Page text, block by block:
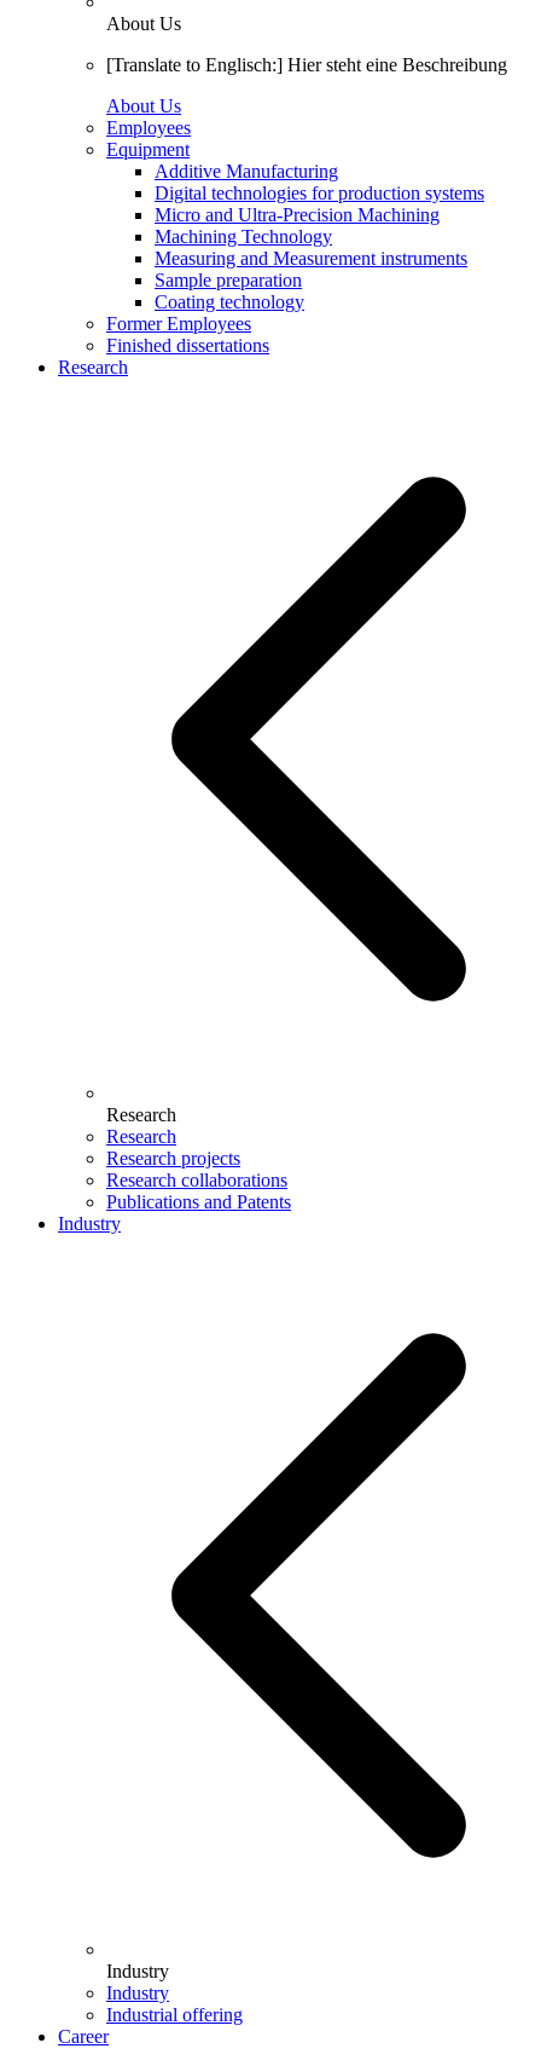
About Us
[Translate to Englisch:] Hier steht eine Beschreibung
About Us
Employees
Equipment
Additive Manufacturing
Digital technologies for production systems
Micro and Ultra-Precision Machining
Machining Technology
Measuring and Measurement instruments
Sample preparation
Coating technology
Former Employees
Finished dissertations
Research
Research
Research
Research projects
Research collaborations
Publications and Patents
Industry
Industry
Industry
Industrial offering
Career